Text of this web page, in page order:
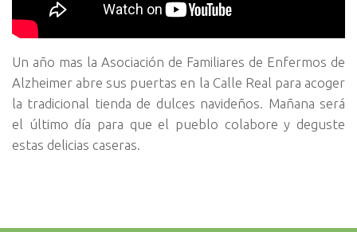
Un año mas la Asociación de Familiares de Enfermos de
Alzheimer abre sus puertas en la Calle Real para acoger
la tradicional tienda de dulces navideños. Mañana será
el último día para que el pueblo colabore y deguste
estas delicias caseras.